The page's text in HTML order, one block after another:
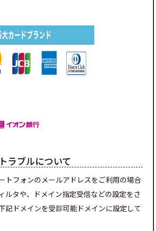
ラブルについて
トフォンのメールアドレスをご利用の場合
ルタや、ドメイン指定受信などの設定をさ
記ドメインを受診可能ドメインに設定して